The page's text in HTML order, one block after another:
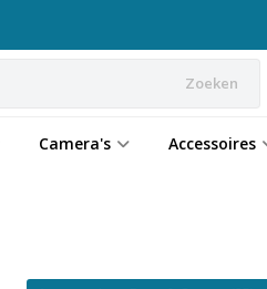
Zoeken
Camera's Accessoires